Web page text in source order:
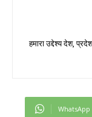
हमारा उद्देश्य देश,
WhatsApp